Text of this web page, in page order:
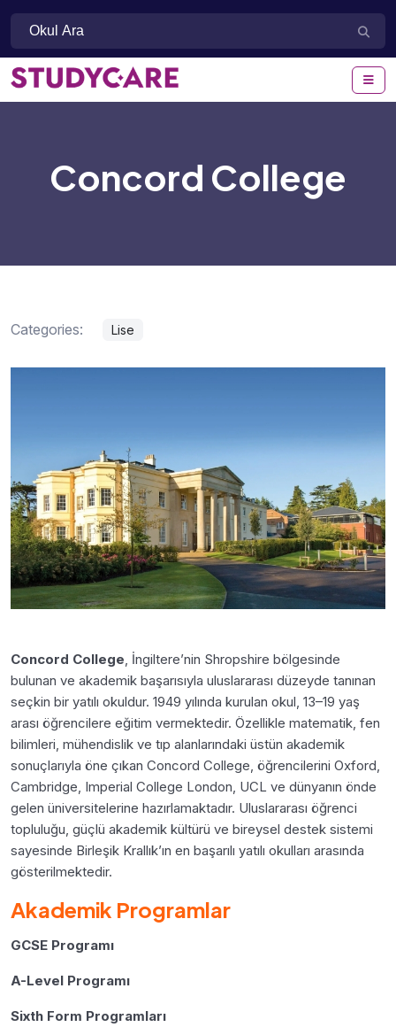
Concord College
Categories: Lise
Concord College, İngiltere’nin Shropshire bölgesinde
bulunan ve akademik başarısıyla uluslararası düzeyde tanınan
seçkin bir yatılı okuldur. 1949 yılında kurulan okul, 13–19 yaş
arası öğrencilere eğitim vermektedir. Özellikle matematik, fen
bilimleri, mühendislik ve tıp alanlarındaki üstün akademik
sonuçlarıyla öne çıkan Concord College, öğrencilerini Oxford,
Cambridge, Imperial College London, UCL ve dünyanın önde
gelen üniversitelerine hazırlamaktadır. Uluslararası öğrenci
topluluğu, güçlü akademik kültürü ve bireysel destek sistemi
sayesinde Birleşik Krallık’ın en başarılı yatılı okulları arasında
gösterilmektedir.
Akademik Programlar
GCSE Programı
A-Level Programı
Sixth Form Programları